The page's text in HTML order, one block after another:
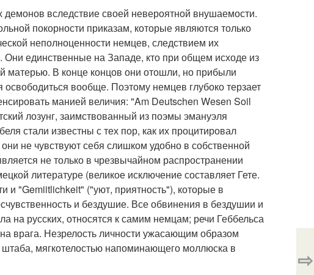
вследствие своей невероятной внушаемости.
покорности приказам, которые являются только
неполноценности немцев, следствием их
единственные на Западе, кто при общем исходе из
матерью. В конце концов они отошли, но прибыли
вообще. Поэтому немцев глубоко терзает
манией величия: "Am Deutschen Wesen Soil
лозунг, заимствованный из поэмы эмануэля
стали известны с тех пор, как их процитировал
не чувствуют себя слишком удобно в собственной
не только в чрезвычайном распространении
литературе (великое исключение составляет Гете.
и "Gemiitlichkeit" ("уют, приятность"), которые в
и бездушие. Все обвинения в бездушии и
на русских, относятся к самим немцам; речи Геббельса
врага. Незрелость личности ужасающим образом
штаба, мягкотелостью напоминающего моллюска в
⇨